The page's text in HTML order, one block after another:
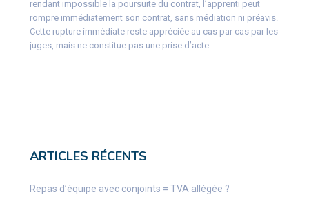
rendant impossible la poursuite du contrat, l’apprenti peut
rompre immédiatement son contrat, sans médiation ni préavis.
Cette rupture immédiate reste appréciée au cas par cas par les
juges, mais ne constitue pas une prise d’acte.
ARTICLES RÉCENTS
Repas d’équipe avec conjoints = TVA allégée ?